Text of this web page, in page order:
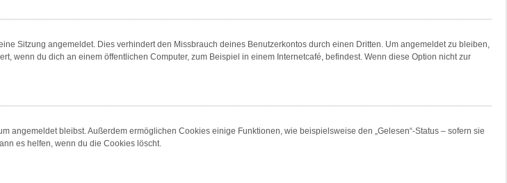
Sitzung angemeldet. Dies verhindert den Missbrauch deines Benutzerkontos durch einen Dritten. Um angemeldet zu bleiben,
wenn du dich an einem öffentlichen Computer, zum Beispiel in einem Internetcafé, befindest. Wenn diese Option nicht zur
angemeldet bleibst. Außerdem ermöglichen Cookies einige Funktionen, wie beispielsweise den „Gelesen“-Status – sofern sie
es helfen, wenn du die Cookies löscht.